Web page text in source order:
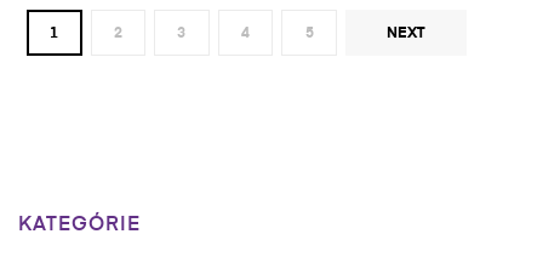
1 2 3 4 5 NEXT
KATEGÓRIE